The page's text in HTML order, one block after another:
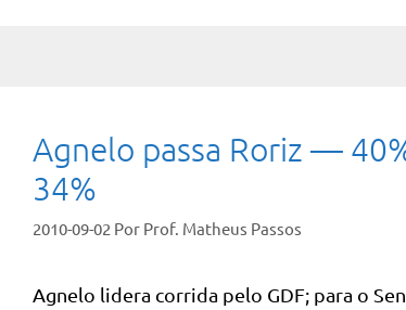
Agnelo passa Roriz —
34%
2010-09-02 Por Prof. Matheus Passos
Agnelo lidera corrida pelo GDF; para o